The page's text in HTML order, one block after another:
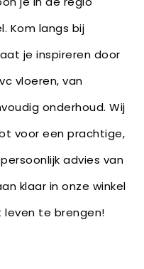
Kom langs bij
je inspireren door
vloeren, van
onderhoud. Wij
voor een prachtige,
advies van
klaar in onze winkel
leven te brengen!